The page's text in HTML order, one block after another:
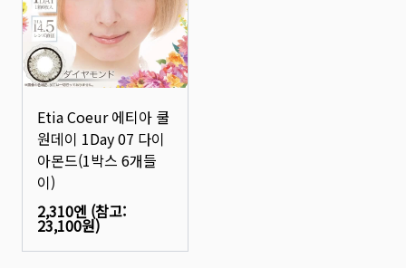
Etia Coeur 에티아 쿨
원데이 1Day 07 다이
아몬드(1박스 6개들
이)
2,310엔 (참고:
23,100원)